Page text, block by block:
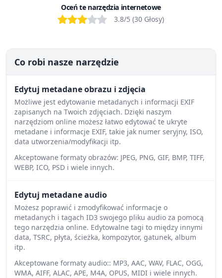
Oceń te narzędzia internetowe
BadPoorOKGoodExcellent
3.8/5 (30 Głosy)
Co robi nasze narzędzie
Edytuj metadane obrazu i zdjęcia
Możliwe jest edytowanie metadanych i informacji EXIF
zapisanych na Twoich zdjęciach. Dzięki naszym
narzędziom online możesz łatwo edytować te ukryte
metadane i informacje EXIF, takie jak numer seryjny, ISO,
data utworzenia/modyfikacji itp.
Akceptowane formaty obrazów: JPEG, PNG, GIF, BMP, TIFF,
WEBP, ICO, PSD i wiele innych.
Edytuj metadane audio
Możesz poprawić i zmodyfikować informacje o
metadanych i tagach ID3 swojego pliku audio za pomocą
tego narzędzia online. Edytowalne tagi to między innymi
data, TSRC, płyta, ścieżka, kompozytor, gatunek, album
itp.
Akceptowane formaty audio:: MP3, AAC, WAV, FLAC, OGG,
WMA, AIFF, ALAC, APE, M4A, OPUS, MIDI i wiele innych.